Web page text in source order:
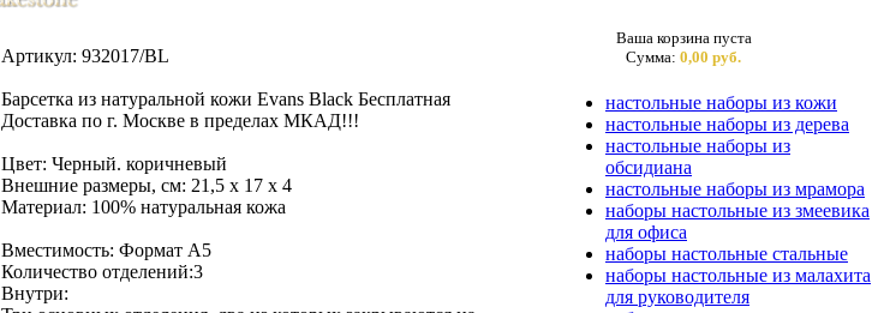
Артикул: 932017/BL
Барсетка из натуральной кожи Evans Black Бесплатная
Доставка по г. Москве в пределах МКАД!!!
Цвет: Черный. коричневый
Внешние размеры, см: 21,5 х 17 х 4
Материал: 100% натуральная кожа
Вместимость: Формат A5
Количество отделений:3
Внутри:
Ваша корзина пуста
Сумма: 0,00 руб.
настольные наборы из кожи
настольные наборы из дерева
настольные наборы из
обсидиана
настольные наборы из мрамора
наборы настольные из змеевика
для офиса
наборы настольные стальные
наборы настольные из малахита
для руководителя